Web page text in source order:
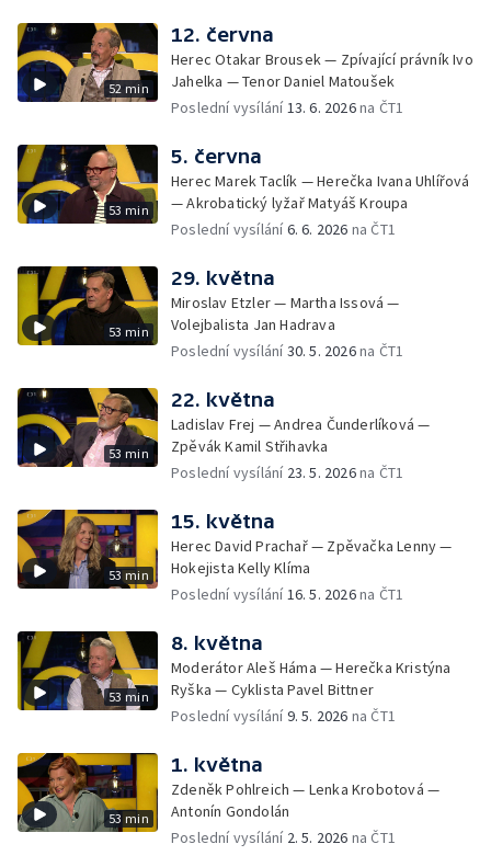
52 min
12. června
Herec Otakar Brousek — Zpívající právník Ivo
Jahelka — Tenor Daniel Matoušek
Poslední vysílání 13. 6. 2026na ČT1
53 min
5. června
Herec Marek Taclík — Herečka Ivana Uhlířová
— Akrobatický lyžař Matyáš Kroupa
Poslední vysílání6. 6. 2026 na ČT1
53 min
29. května
Miroslav Etzler — Martha Issová —
Volejbalista Jan Hadrava
Poslední vysílání30. 5. 2026na ČT1
53 min
22. května
Ladislav Frej — Andrea Čunderlíková —
Zpěvák Kamil Střihavka
Poslední vysílání 23. 5. 2026na ČT1
53 min
15. května
Herec David Prachař — Zpěvačka Lenny —
Hokejista Kelly Klíma
Poslední vysílání 16. 5. 2026na ČT1
53 min
8. května
Moderátor Aleš Háma — Herečka Kristýna
Ryška — Cyklista Pavel Bittner
Poslední vysílání9. 5. 2026 na ČT1
53 min
1. května
Zdeněk Pohlreich — Lenka Krobotová —
Antonín Gondolán
Poslední vysílání 2. 5. 2026 na ČT1